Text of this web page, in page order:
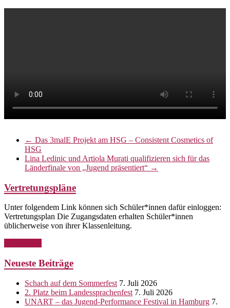
← Das 3malE Projekt am HSG – Consistent Cosmetics of
HSG
Lina Ledinic und Artiola Murati qualifizieren sich für das
Länderfinale von „Jugend präsentiert“ →
Vertretungspläne
Unter folgendem Link können sich Schüler*innen dafür einloggen:
Vertretungsplan Die Zugangsdaten erhalten Schüler*innen
üblicherweise von ihrer Klassenleitung.
Neueste Beiträge
Schach auf dem Sommerfest 7. Juli 2026
2. Platz beim Landessprachenfest 7. Juli 2026
UNART – das Jugend-Performance Festival in Hamburg 7.